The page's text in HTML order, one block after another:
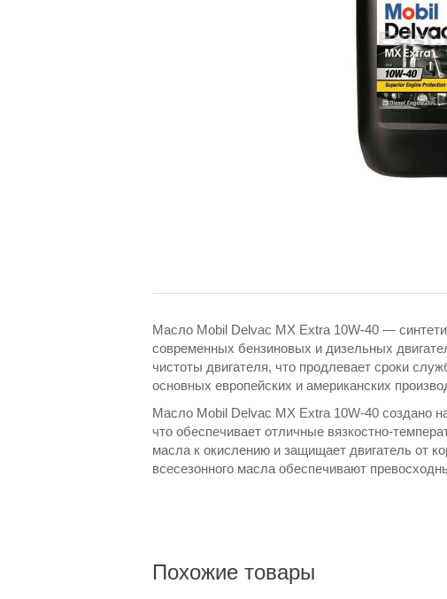
Масло Mobil Delvac MX Extra 10W-40 —
современных бензиновых и дизельных
чистоты двигателя, что продлевает сроки
основных европейских и американских
Масло Mobil Delvac MX Extra 10W-40 создано
что обеспечивает отличные вязкостно-
масла к окислению и защищает двигатель от
всесезонного масла обеспечивают
Похожие товары